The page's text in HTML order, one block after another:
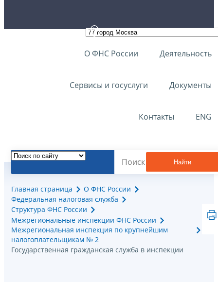
О ФНС России Деятельность
Сервисы и госуслуги Документы
Контакты ENG
Найти
Главная страница
О ФНС России
Федеральная налоговая служба
Структура ФНС России
Межрегиональные инспекции ФНС России
Межрегиональная инспекция по крупнейшим
налогоплательщикам № 2
Государственная гражданская служба в инспекции